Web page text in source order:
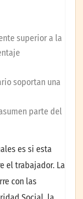
superior a la
soportan una
parte del
es si esta
el trabajador. La
con las